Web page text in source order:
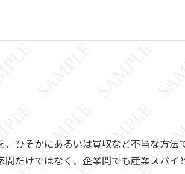
ひそかにあるいは買収など不当な方
だけではなく、企業間でも産業スパイ